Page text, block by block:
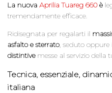
La nuova Aprilia Tuareg 660è
tremendamente efficace.
Ridisegnata per regalarti il
asfalto e sterrato, seduto oppure
distintivemesse al servizio della
Tecnica, essenziale,
italiana